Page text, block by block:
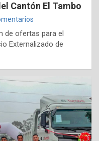
Cantón El Tambo
de ofertas para el
Externalizado de